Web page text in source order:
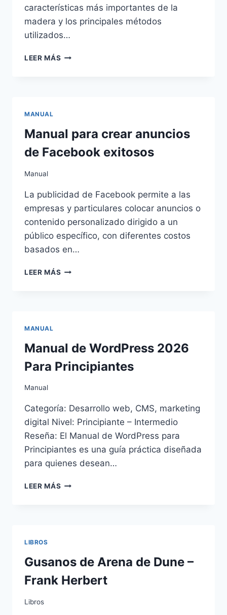
características más importantes de la
madera y los principales métodos
utilizados…
LEER MÁS MANUAL
MANUAL
Manual para crear anuncios
de Facebook exitosos
Manual
La publicidad de Facebook permite a las
empresas y particulares colocar anuncios o
contenido personalizado dirigido a un
público específico, con diferentes costos
basados en…
LEER MÁS MANUAL
MANUAL
Manual de WordPress 2026
Para Principiantes
Manual
Categoría: Desarrollo web, CMS, marketing
digital Nivel: Principiante – Intermedio
Reseña: El Manual de WordPress para
Principiantes es una guía práctica diseñada
para quienes desean…
LEER MÁS MANUAL
LIBROS
Gusanos de Arena de Dune –
Frank Herbert
Libros